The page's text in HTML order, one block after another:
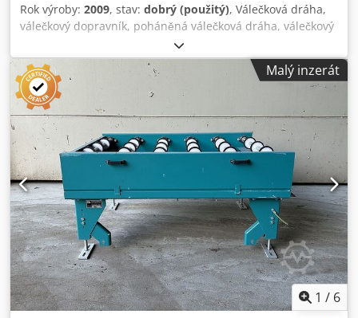
Rok výroby: 2009, stav: dobrý (použitý), Válečková dráha,
válečkový dopravník, poháněná válečková dráha, válečkový
pás - robustní provedení - elektrický pohon - pohonný
motor: 0,37 kW, 76 ot/min - šířka válečků: 850 mm - délka
dopravníku: 1140 mm - průměr válečku: 105 mm - válečky:
pogumované - průměr hřídele: 25 mm - výška dopravníku:
960 mm, nastavitelná - pohon: pomocí řemenu Codeb A H
Nhepfx Ap Aerf - počet: k dispozici 5 válečkových
dopravníků - cena: za kus - rozměry: 1500/1150/V960 mm -
hmotnost: cca 230 kg
Malý inzerát
1 / 6